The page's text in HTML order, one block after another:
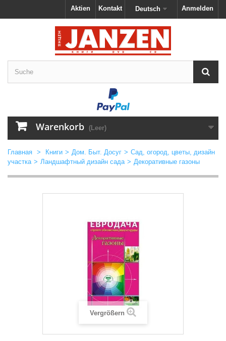
Anmelden
Deutsch
Kontakt
Aktien
Warenkorb (Leer)
Главная > Книги > Дом. Быт. Досуг > Сад, огород, цветы, дизайн
участка > Ландшафтный дизайн сада > Декоративные газоны
Vergrößern